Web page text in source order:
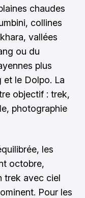
chaudes
collines
vallées
ou du
plus
et le Dolpo. La
objectif : trek,
photographie
les
octobre,
trek avec ciel
Pour les